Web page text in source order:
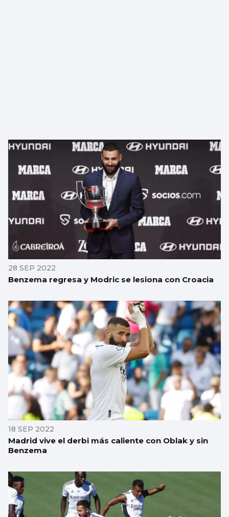
28 SEP 2022
Benzema regresa y Modric se lesiona con Croacia
18 SEP 2022
Madrid vive el derbi más caliente con Oblak y sin
Benzema